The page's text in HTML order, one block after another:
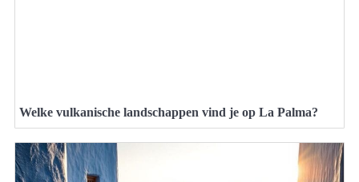
Welke vulkanische landschappen vind je op La Palma?